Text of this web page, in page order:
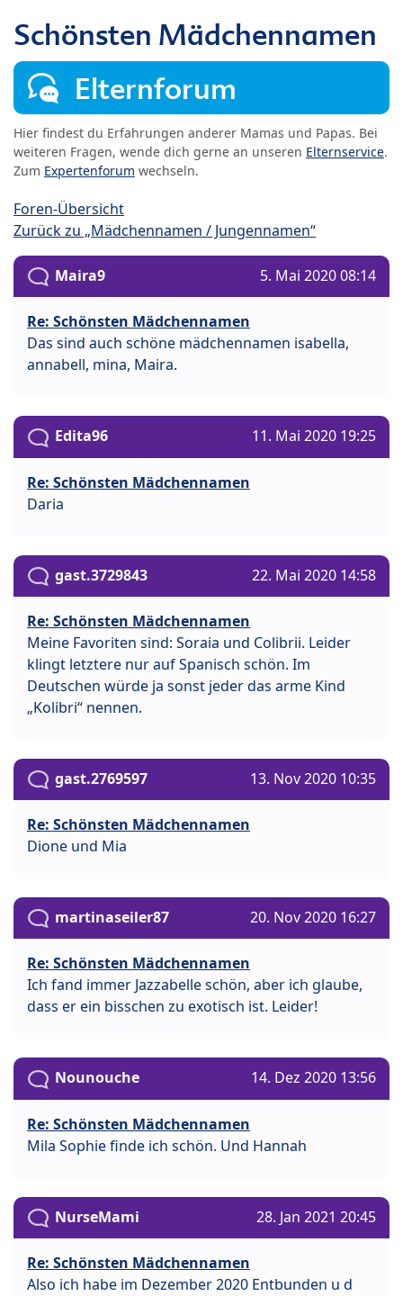
Schönsten Mädchennamen
Elternforum
Hier findest du Erfahrungen anderer Mamas und Papas. Bei
weiteren Fragen, wende dich gerne an unseren Elternservice.
Zum Expertenforum wechseln.
Foren-Übersicht
Zurück zu „Mädchennamen / Jungennamen“
Maira9 5. Mai 2020 08:14
Re: Schönsten Mädchennamen
Das sind auch schöne mädchennamen isabella,
annabell, mina, Maira.
Edita96 11. Mai 2020 19:25
Re: Schönsten Mädchennamen
Daria
gast.3729843 22. Mai 2020 14:58
Re: Schönsten Mädchennamen
Meine Favoriten sind: Soraia und Colibrii. Leider
klingt letztere nur auf Spanisch schön. Im
Deutschen würde ja sonst jeder das arme Kind
„Kolibri“ nennen.
gast.2769597 13. Nov 2020 10:35
Re: Schönsten Mädchennamen
Dione und Mia
martinaseiler87 20. Nov 2020 16:27
Re: Schönsten Mädchennamen
Ich fand immer Jazzabelle schön, aber ich glaube,
dass er ein bisschen zu exotisch ist. Leider!
Nounouche 14. Dez 2020 13:56
Re: Schönsten Mädchennamen
Mila Sophie finde ich schön. Und Hannah
NurseMami 28. Jan 2021 20:45
Re: Schönsten Mädchennamen
Also ich habe im Dezember 2020 Entbunden u d